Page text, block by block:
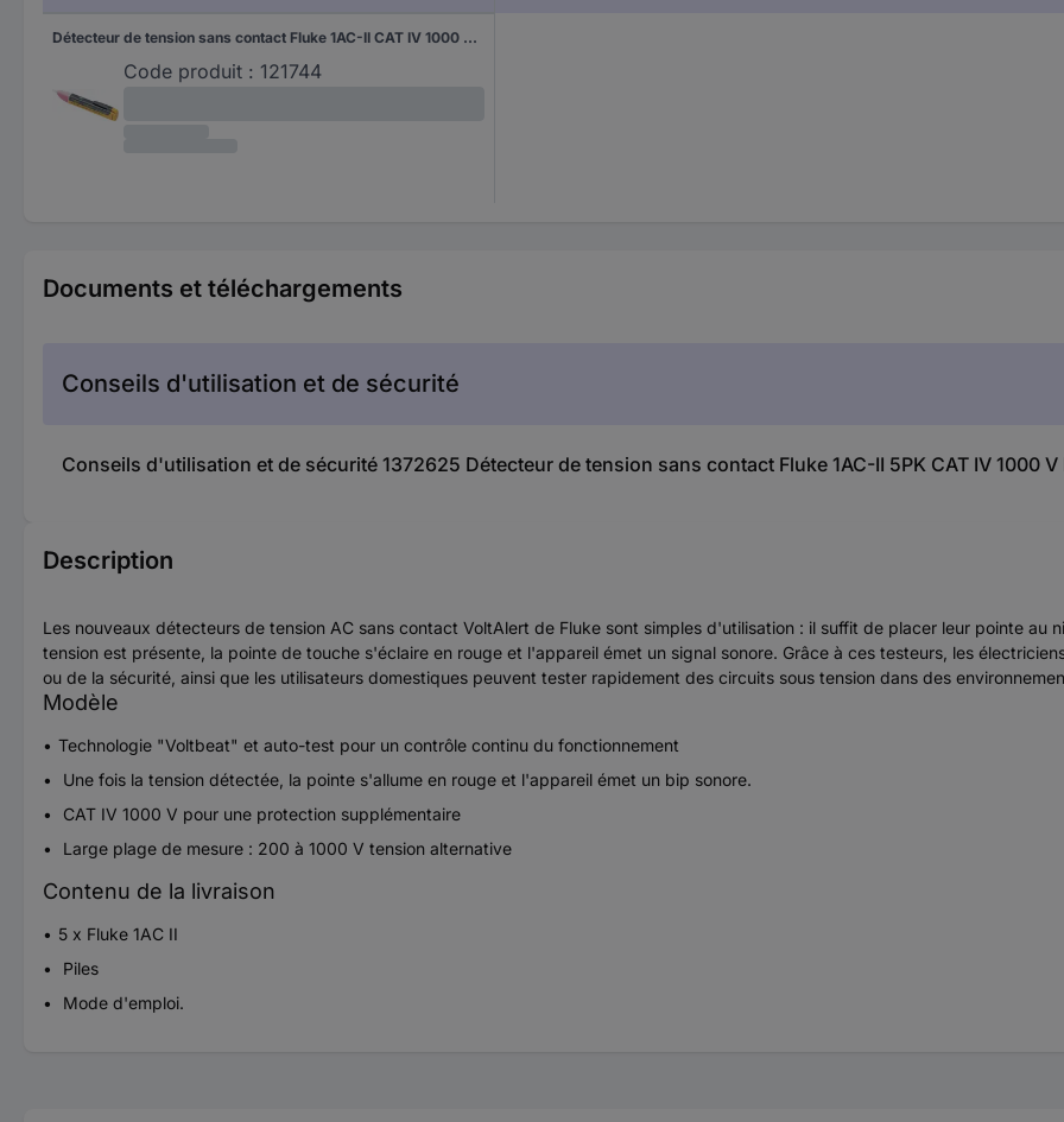
Détecteur de tension sans contact Fluke 1AC-II CAT IV 1000 V LED, Acoustique
Code produit : 121744
Documents et téléchargements
Conseils d'utilisation et de sécurité
Conseils d'utilisation et de sécurité 1372625 Détecteur de tension sans contact Fluke 1AC-II 5PK CAT IV 1000
Description
Les nouveaux détecteurs de tension AC sans contact VoltAlert de Fluke sont simples d'utilisation : il suffit de placer leur pointe
tension est présente, la pointe de touche s'éclaire en rouge et l'appareil émet un signal sonore. Grâce à ces testeurs, les
ou de la sécurité, ainsi que les utilisateurs domestiques peuvent tester rapidement des circuits sous tension dans des
Modèle
Technologie "Voltbeat" et auto-test pour un contrôle continu du fonctionnement
Une fois la tension détectée, la pointe s'allume en rouge et l'appareil émet un bip sonore.
CAT IV 1000 V pour une protection supplémentaire
Large plage de mesure : 200 à 1000 V tension alternative
Contenu de la livraison
5 x Fluke 1AC II
Piles
Mode d'emploi.